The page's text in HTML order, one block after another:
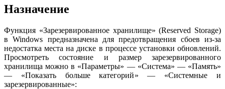
Назначение
Функция «Зарезервированное хранилище» (Reserved Storage)
в Windows предназначена для предотвращения сбоев из-за
недостатка места на диске в процессе установки обновлений.
Просмотреть состояние и размер зарезервированного
хранилища можно в «Параметры» — «Система» — «Память»
— «Показать больше категорий» — «Системные и
зарезервированные»: